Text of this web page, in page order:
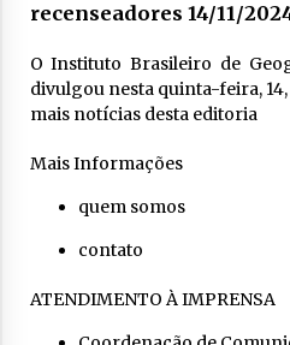
recenseadores 14/11/
O Instituto Brasileiro de
divulgou nesta quinta-feira,
mais notícias desta editoria
Mais Informações
quem somos
contato
ATENDIMENTO À IMPRENSA